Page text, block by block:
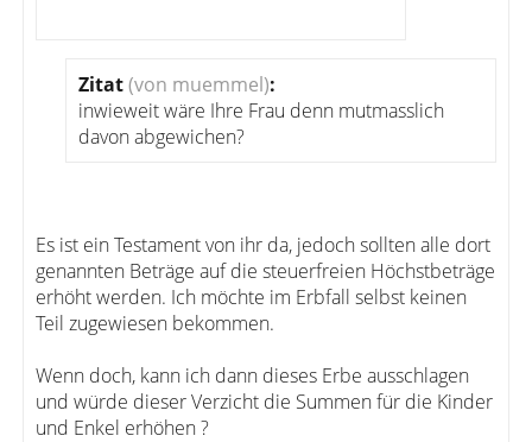
Zitat(von muemmel):
inwieweit wäre Ihre Frau denn mutmasslich
davon abgewichen?
Es ist ein Testament von ihr da, jedoch sollten alle dort
genannten Beträge auf die steuerfreien Höchstbeträge
erhöht werden. Ich möchte im Erbfall selbst keinen
Teil zugewiesen bekommen.
Wenn doch, kann ich dann dieses Erbe ausschlagen
und würde dieser Verzicht die Summen für die Kinder
und Enkel erhöhen ?